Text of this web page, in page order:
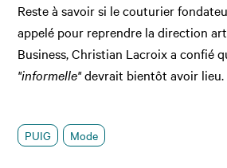
Reste à savoir si le couturier
appelé pour reprendre la direction
Business, Christian Lacroix a confié
"informelle"devrait bientôt avoir lieu.
PUIG Mode